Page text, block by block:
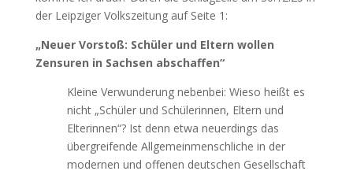
der Leipziger Volkszeitung auf Seite 1:
„Neuer Vorstoß: Schüler und Eltern wollen
Zensuren in Sachsen abschaffen“
Kleine Verwunderung nebenbei: Wieso heißt es
nicht „Schüler und Schülerinnen, Eltern und
Elterinnen“? Ist denn etwa neuerdings das
übergreifende Allgemeinmenschliche in der
modernen und offenen deutschen Gesellschaft